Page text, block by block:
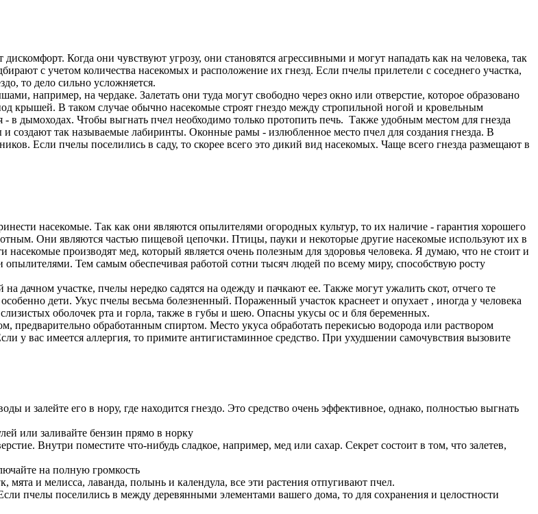
Когда они чувствуют угрозу, они становятся агрессивными и могут нападать как на человека, так
с учетом количества насекомых и расположение их гнезд. Если пчелы прилетели с соседнего участка,
то дело сильно усложняется.
например, на чердаке. Залетать они туда могут свободно через окно или отверстие, которое образовано
крышей. В таком случае обычно насекомые строят гнездо между стропильной ногой и кровельным
в дымоходах. Чтобы выгнать пчел необходимо только протопить печь. Также удобным местом для гнезда
создают так называемые лабиринты. Оконные рамы - излюбленное место пчел для создания гнезда. В
Если пчелы поселились в саду, то скорее всего это дикий вид насекомых. Чаще всего гнезда размещают в
насекомые. Так как они являются опылителями огородных культур, то их наличие - гарантия хорошего
Они являются частью пищевой цепочки. Птицы, пауки и некоторые другие насекомые используют их в
производят мед, который является очень полезным для здоровья человека. Я думаю, что не стоит и
Тем самым обеспечивая работой сотни тысяч людей по всему миру, способствую росту
дачном участке, пчелы нередко садятся на одежду и пачкают ее. Также могут ужалить скот, отчего те
дети. Укус пчелы весьма болезненный. Пораженный участок краснеет и опухает , иногда у человека
оболочек рта и горла, также в губы и шею. Опасны укусы ос и бля беременных.
обработанным спиртом. Место укуса обработать перекисью водорода или раствором
у вас имеется аллергия, то примите антигистаминное средство. При ухудшении самочувствия вызовите
и залейте его в нору, где находится гнездо. Это средство очень эффективное, однако, полностью выгнать
или заливайте бензин прямо в норку
Внутри поместите что-нибудь сладкое, например, мед или сахар. Секрет состоит в том, что залетев,
на полную громкость
и мелисса, лаванда, полынь и календула, все эти растения отпугивают пчел.
пчелы поселились в между деревянными элементами вашего дома, то для сохранения и целостности